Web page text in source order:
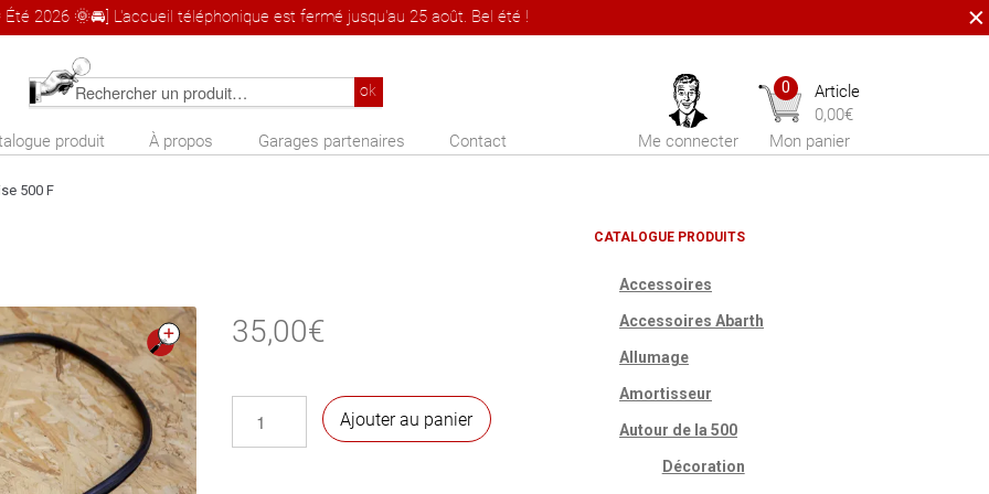
Été 2026 🌞🚘] L'accueil téléphonique est fermé jusqu'au 25 août. Bel été !
Rechercher
produit
ok
produit À propos Garages partenaires Contact Me connecter
0
Article
0,00€
Mon panier
500 F
🔍
35,00€
Ajouter au panier
CATALOGUE PRODUITS
Accessoires
Accessoires Abarth
Allumage
Amortisseur
Autour de la 500
Décoration